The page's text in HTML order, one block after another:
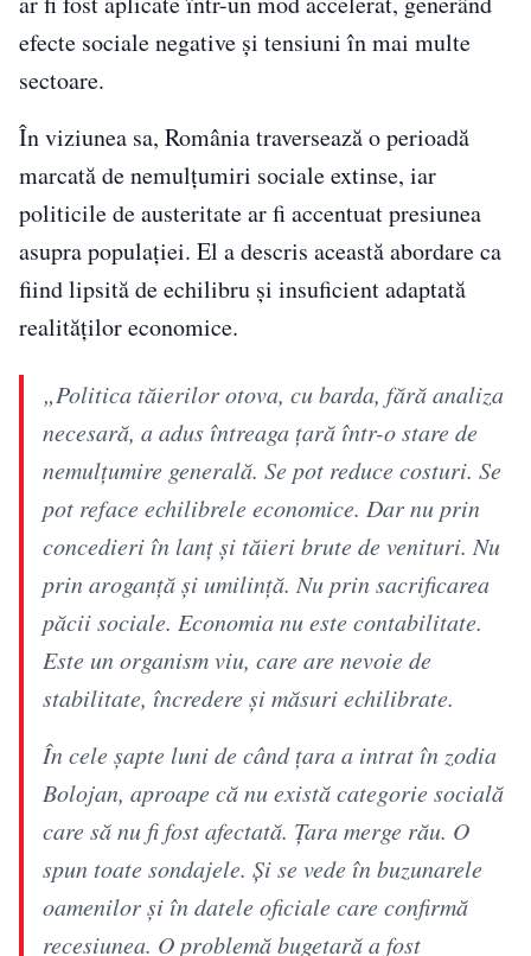
efecte sociale negative și tensiuni în mai multe
sectoare.
În viziunea sa, România traversează o perioadă
marcată de nemulțumiri sociale extinse, iar
politicile de austeritate ar fi accentuat presiunea
asupra populației. El a descris această abordare ca
fiind lipsită de echilibru și insuficient adaptată
realităților economice.
„Politica tăierilor otova, cu barda, fără analiza
necesară, a adus întreaga țară într-o stare de
nemulțumire generală. Se pot reduce costuri. Se
pot reface echilibrele economice. Dar nu prin
concedieri în lanț și tăieri brute de venituri. Nu
prin aroganță și umilință. Nu prin sacrificarea
păcii sociale. Economia nu este contabilitate.
Este un organism viu, care are nevoie de
stabilitate, încredere și măsuri echilibrate.
În cele șapte luni de când țara a intrat în zodia
Bolojan, aproape că nu există categorie socială
care să nu fi fost afectată. Țara merge rău. O
spun toate sondajele. Și se vede în buzunarele
oamenilor și în datele oficiale care confirmă
recesiunea. O problemă bugetară a fost